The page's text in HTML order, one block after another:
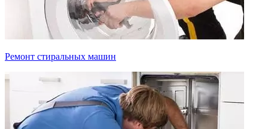
Ремонт стиральных машин